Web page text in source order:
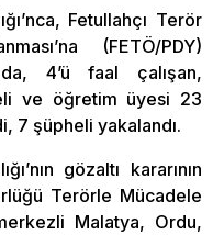
Fetullahçı Terör
(FETÖ/PDY)
4’ü faal çalışan,
ve öğretim üyesi 23
7 şüpheli yakalandı.
gözaltı kararının
Terörle Mücadele
Malatya, Ordu,